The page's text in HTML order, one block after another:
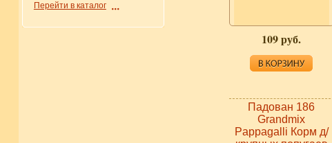
109 руб.
Падован 186
Grandmix
Pappagalli Корм д/
Перейти в каталог